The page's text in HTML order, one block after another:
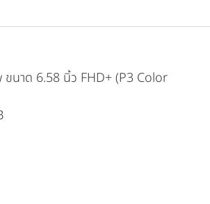
นาด 6.58 นิ้ว FHD+ (P3 Color